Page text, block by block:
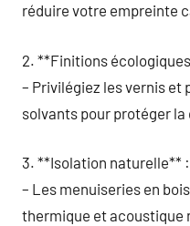
réduire votre empreinte
2. **Finitions
– Privilégiez les vernis et
solvants pour protéger la
3. **Isolation naturelle** :
– Les menuiseries en
thermique et acoustique